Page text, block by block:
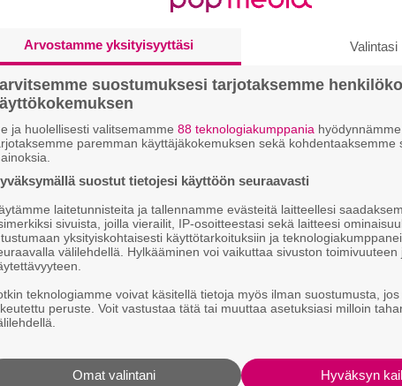
pian. Hän täyttäisi 41 vuotta 15. maaliskuutta.
päivänä, ja kerron, että hänen unelmansa on
äänittäneet hänen suosikkilevynsä, basisti-
Arvostamme yksityisyyttäsi Valintasi
suostumuksesi tarjotaksemme
ja huolellisesti valitsemamme 88 teknologiakumppania
paremman käyttäjäkokemuksen sekä kohdentaaksemme
suostut tietojesi käyttöön seuraavasti
laitetunnisteita ja tallennamme evästeitä laitteellesi
sivuista, joilla vierailit, IP-osoitteestasi sekä laitteesi
yksityiskohtaisesti käyttötarkoituksiin ja
välilehdellä. Hylkääminen voi vaikuttaa sivuston toimivuuteen
teknologiamme voivat käsitellä tietoja myös ilman suostumusta,
peruste. Voit vastustaa tätä tai muuttaa asetuksiasi milloin
Hyväksyn
Omat valintani